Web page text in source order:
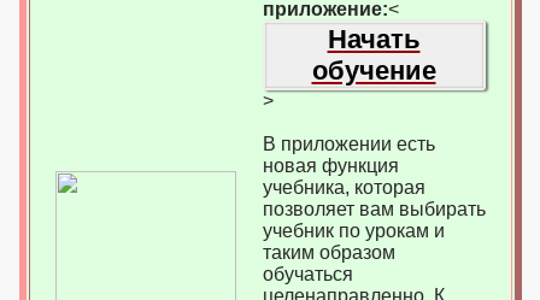
приложение:<
Начать
обучение
>
В приложении есть
новая функция
учебника, которая
позволяет вам выбирать
учебник по урокам и
таким образом
обучаться
целенаправленно. К